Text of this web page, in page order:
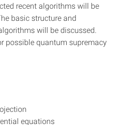
recent algorithms will be
basic structure and
will be discussed.
possible quantum supremacy
equations